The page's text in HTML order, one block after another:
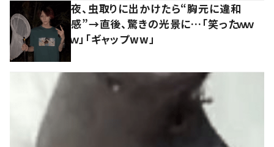
夜、虫取りに出かけたら“胸元に違和
感”→直後、驚きの光景に…「笑ったｗｗ
ｗ」「ギャップww」